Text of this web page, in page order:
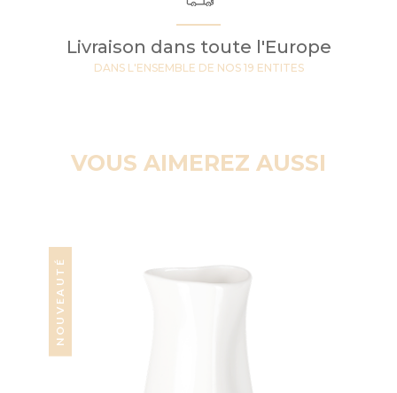
Livraison dans toute l'Europe
DANS L'ENSEMBLE DE NOS 19 ENTITES
VOUS AIMEREZ AUSSI
NOUVEAUTÉ